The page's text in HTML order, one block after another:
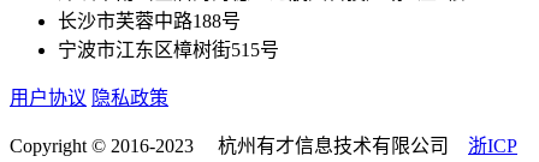
长沙市芙蓉中路188号
宁波市江东区樟树街515号
用户协议 隐私政策
Copyright © 2016-2023 杭州有才信息技术有限公司 浙ICP